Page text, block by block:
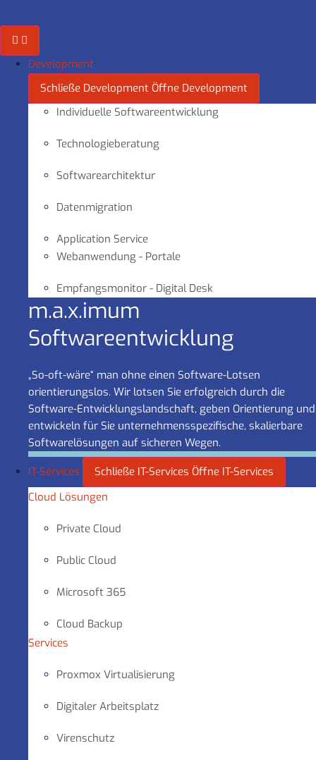
Inhalt
springen
Development
Schließe Development Öffne Development
Individuelle Softwareentwicklung
Technologieberatung
Softwarearchitektur
Datenmigration
Application Service
Webanwendung - Portale
Empfangsmonitor - Digital Desk
m.a.x.imum
Software­entwicklung
„So-oft-wäre“ man ohne einen Software-Lotsen
orientierungslos. Wir lotsen Sie erfolgreich durch die
Software-Entwicklungslandschaft, geben Orientierung und
entwickeln für Sie unternehmensspezifische, skalierbare
Softwarelösungen auf sicheren Wegen.
IT-Services Schließe IT-Services Öffne IT-Services
Cloud Lösungen
Private Cloud
Public Cloud
Microsoft 365
Cloud Backup
Services
Proxmox Virtualisierung
Digitaler Arbeitsplatz
Virenschutz